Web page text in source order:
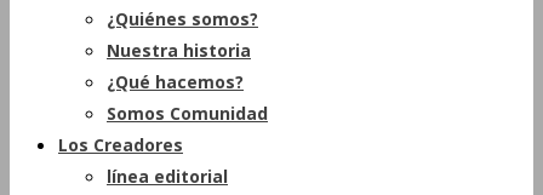
¿Quiénes somos?
Nuestra historia
¿Qué hacemos?
Somos Comunidad
Los Creadores
línea editorial